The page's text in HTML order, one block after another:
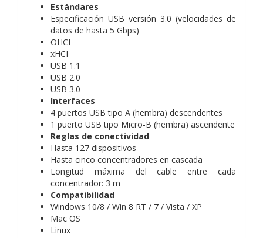
Estándares
Especificación USB versión 3.0 (velocidades de
datos de hasta 5 Gbps)
OHCI
xHCI
USB 1.1
USB 2.0
USB 3.0
Interfaces
4 puertos USB tipo A (hembra) descendentes
1 puerto USB tipo Micro-B (hembra) ascendente
Reglas de conectividad
Hasta 127 dispositivos
Hasta cinco concentradores en cascada
Longitud máxima del cable entre cada
concentrador: 3 m
Compatibilidad
Windows 10/8 / Win 8 RT / 7 / Vista / XP
Mac OS
Linux